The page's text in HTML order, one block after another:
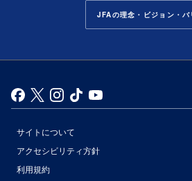
JFAの理念・ビジョン・バ
サイトについて
アクセシビリティ方針
利用規約